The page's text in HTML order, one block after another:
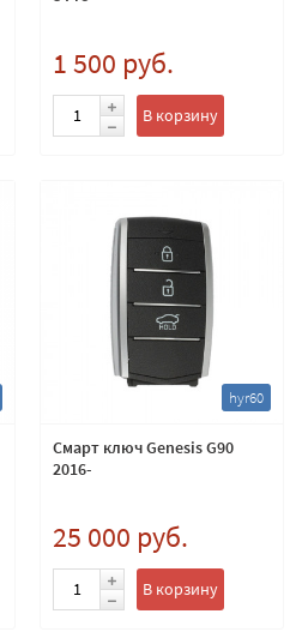
1 500 руб.
В корзину
hyr60
Смарт ключ Genesis G90
2016-
25 000 руб.
В корзину